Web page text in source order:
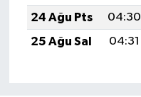
24 Ağu Pts
04:30
25 Ağu Sal
04:31